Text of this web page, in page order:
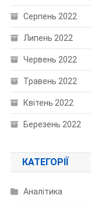
Серпень 2022
Липень 2022
Червень 2022
Травень 2022
Квітень 2022
Березень 2022
КАТЕГОРІЇ
Аналітика